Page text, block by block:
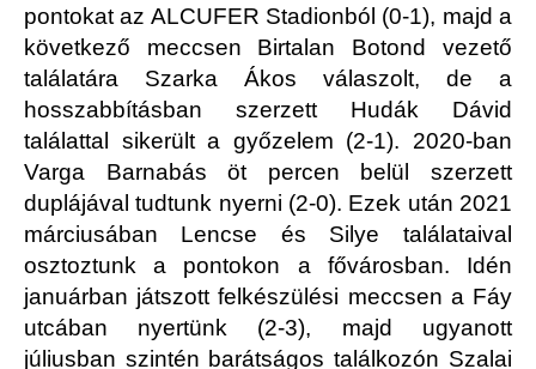
pontokat az ALCUFER Stadionból (0-1), majd a
következő meccsen Birtalan Botond vezető
találatára Szarka Ákos válaszolt, de a
hosszabbításban szerzett Hudák Dávid
találattal sikerült a győzelem (2-1). 2020-ban
Varga Barnabás öt percen belül szerzett
duplájával tudtunk nyerni (2-0). Ezek után 2021
márciusában Lencse és Silye találataival
osztoztunk a pontokon a fővárosban. Idén
januárban játszott felkészülési meccsen a Fáy
utcában nyertünk (2-3), majd ugyanott
júliusban szintén barátságos találkozón Szalai